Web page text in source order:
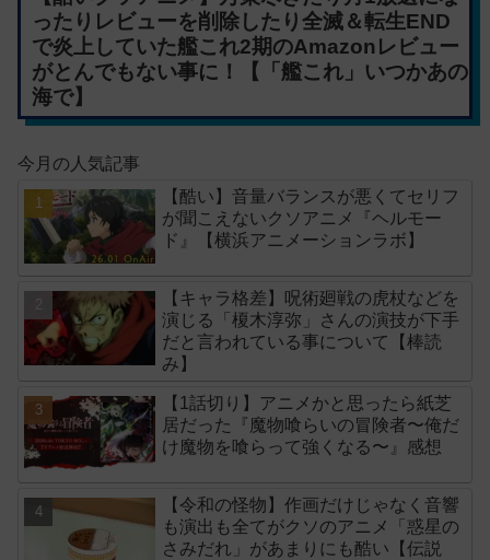
ったりレビューを削除したり全滅＆転生END
で炎上していた艦これ2期のAmazonレビュー
がとんでもない事に！【「艦これ」いつかあの
海で】
今月の人気記事
【酷い】音量バランスが悪くてセリフ
が聞こえないクソアニメ『ヘルモー
ド』【横浜アニメーションラボ】
【キャラ格差】呪術廻戦の虎杖などを
演じる「榎木淳弥」さんの演技が下手
だと言われている事について【棒読
み】
【1話切り】アニメかと思ったら紙芝
居だった『魔物喰らいの冒険者〜俺だ
け魔物を喰らって強くなる〜』感想
【令和の怪物】作画だけじゃなく音響
も演出も全てがクソのアニメ「惑星の
さみだれ」があまりにも酷い【伝説